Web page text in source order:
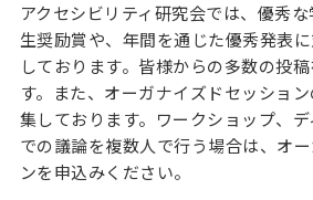
アクセシビリティ研究会では、優秀
生奨励賞や、年間を通じた優秀発表
しております。皆様からの多数の投
す。また、オーガナイズドセッショ
集しております。ワークショップ、
での議論を複数人で行う場合は、オ
ンを申込みください。